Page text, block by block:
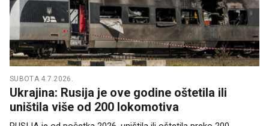
SUBOTA 4.7.2026.
Ukrajina: Rusija je ove godine oštetila ili
uništila više od 200 lokomotiva